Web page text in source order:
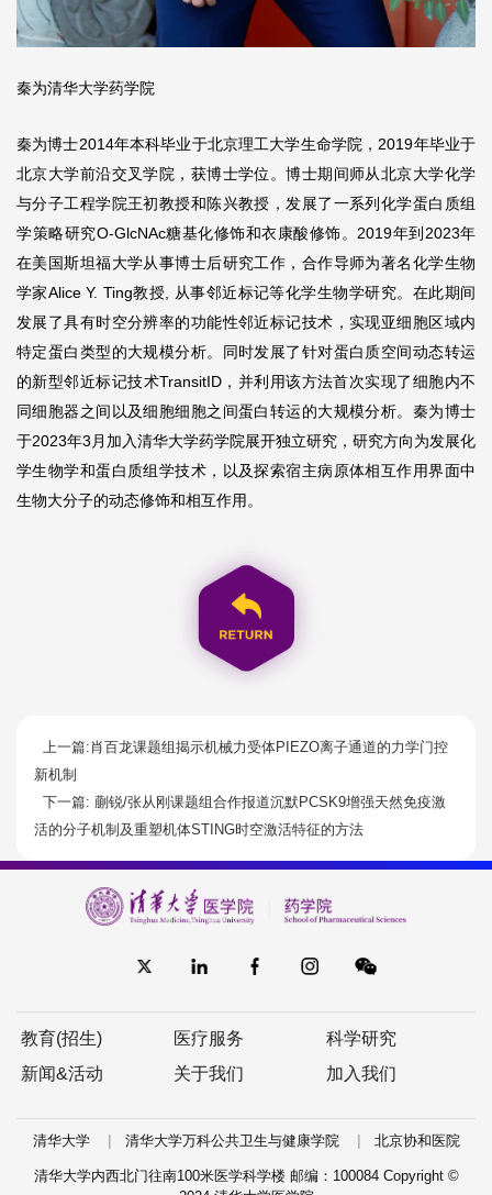
秦为清华大学药学院
秦为博士2014年本科毕业于北京理工大学生命学院，2019年毕业于
北京大学前沿交叉学院，获博士学位。博士期间师从北京大学化学
与分子工程学院王初教授和陈兴教授，发展了一系列化学蛋白质组
学策略研究O-GlcNAc糖基化修饰和衣康酸修饰。2019年到2023年
在美国斯坦福大学从事博士后研究工作，合作导师为著名化学生物
学家Alice Y. Ting教授, 从事邻近标记等化学生物学研究。在此期间
发展了具有时空分辨率的功能性邻近标记技术，实现亚细胞区域内
特定蛋白类型的大规模分析。同时发展了针对蛋白质空间动态转运
的新型邻近标记技术TransitID，并利用该方法首次实现了细胞内不
同细胞器之间以及细胞细胞之间蛋白转运的大规模分析。秦为博士
于2023年3月加入清华大学药学院展开独立研究，研究方向为发展化
学生物学和蛋白质组学技术，以及探索宿主病原体相互作用界面中
生物大分子的动态修饰和相互作用。
上一篇:肖百龙课题组揭示机械力受体PIEZO离子通道的力学门控
新机制
下一篇: 蒯锐/张从刚课题组合作报道沉默PCSK9增强天然免疫激
活的分子机制及重塑机体STING时空激活特征的方法
教育(招生) 医疗服务
科学研究
新闻&活动
关于我们 加入我们
清华大学内西北门往南100米医学科学楼 邮编：100084 Copyright ©
清华大学 | 清华大学万科公共卫生与健康学院 | 北京协和医院